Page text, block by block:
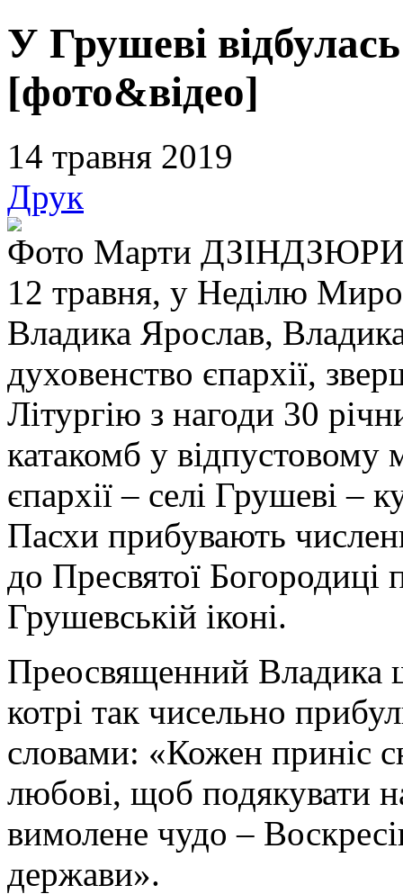
У Грушеві
[фото&відео]
14 травня 2019
Друк
Фото Марти
12 травня, у Неділю
Владика Ярослав,
духовенство єпархії,
Літургію з нагоди 30
катакомб у відпустовому
єпархії – селі Грушеві –
Пасхи прибувають
до Пресвятої Богородиці
Грушевській іконі.
Преосвященний Владика
котрі так чисельно
словами: «Кожен приніс
любові, щоб подякувати
вимолене чудо –
держави».